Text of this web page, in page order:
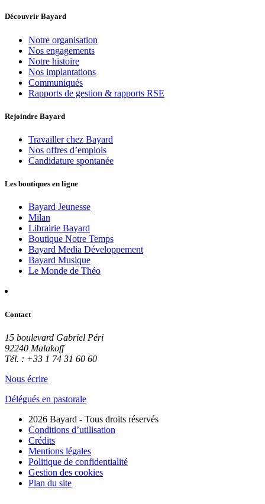
Découvrir Bayard
Notre organisation
Nos engagements
Notre histoire
Nos implantations
Communiqués
Rapports de gestion & rapports RSE
Rejoindre Bayard
Travailler chez Bayard
Nos offres d’emplois
Candidature spontanée
Les boutiques en ligne
Bayard Jeunesse
Milan
Librairie Bayard
Boutique Notre Temps
Bayard Media Développement
Bayard Musique
Le Monde de Théo
Contact
15 boulevard Gabriel Péri
92240 Malakoff
Tél. : +33 1 74 31 60 60
Nous écrire
Délégués en pastorale
2026 Bayard - Tous droits réservés
Conditions d’utilisation
Crédits
Mentions légales
Politique de confidentialité
Gestion des cookies
Plan du site